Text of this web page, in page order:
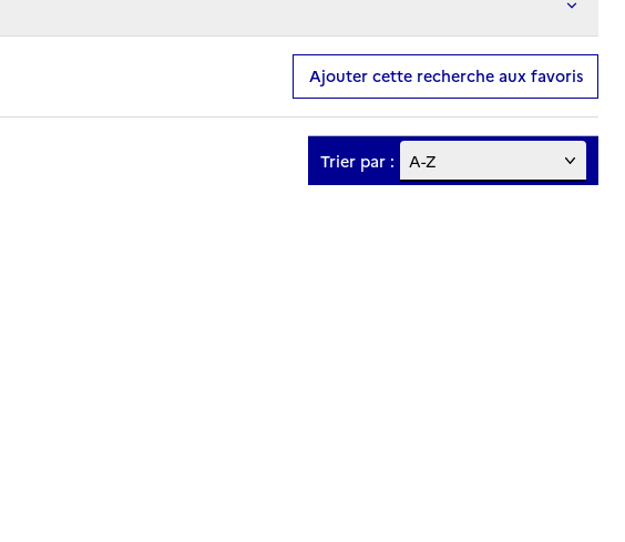
Ajouter cette recherche aux favoris
Trier par :